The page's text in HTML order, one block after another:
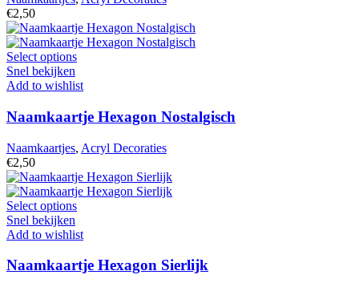
€2,50
Select options
Snel bekijken
Add to wishlist
Naamkaartje Hexagon Nostalgisch
Naamkaartjes, Acryl Decoraties
€2,50
Select options
Snel bekijken
Add to wishlist
Naamkaartje Hexagon Sierlijk